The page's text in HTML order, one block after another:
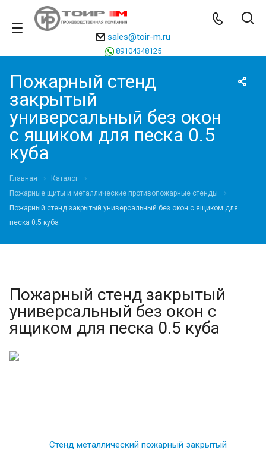
sales@toir-m.ru
89104348125
Пожарный стенд
закрытый
универсальный без окон
с ящиком для песка 0.5
куба
Главная
Каталог
Пожарные щиты и металлические противопожарные стенды
Пожарный стенд закрытый универсальный без окон с ящиком для
песка 0.5 куба
Пожарный стенд закрытый
универсальный без окон с
ящиком для песка 0.5 куба